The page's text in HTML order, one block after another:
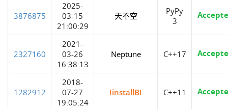
3876875
2025-
03-15
21:00:29
天不空
PyPy
3
2327160
2021-
03-26
16:38:13
Neptune C++17
1282912
2018-
07-27
19:05:24
IinstallBI C++11